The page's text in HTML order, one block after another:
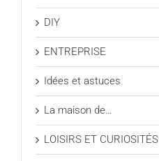
DIY
ENTREPRISE
Idées et astuces
La maison de…
LOISIRS ET CURIOSITÉS